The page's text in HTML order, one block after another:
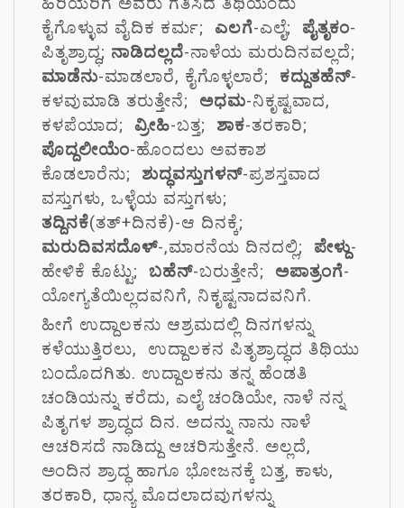
ಕೈಗೊಳ್ಳುವ ವೈದಿಕ ಕರ್ಮ; ಎಲಗೆ-ಎಲೈ; ಪೈತೃಕಂ-
ಪಿತೃಶ್ರಾದ್ಧ; ನಾಡಿದಲ್ಲದೆ-ನಾಳೆಯ ಮರುದಿನವಲ್ಲದೆ;
ಮಾಡೆನು-ಮಾಡಲಾರೆ, ಕೈಗೊಳ್ಳಲಾರೆ; ಕದ್ದುತಹೆನ್-
ಕಳವುಮಾಡಿ ತರುತ್ತೇನೆ; ಅಧಮ-ನಿಕೃಷ್ಟವಾದ,
ಕಳಪೆಯಾದ; ವ್ರೀಹಿ-ಬತ್ತ; ಶಾಕ-ತರಕಾರಿ;
ಪೊದ್ದಲೀಯೆಂ-ಹೊಂದಲು ಅವಕಾಶ
ಕೊಡಲಾರೆನು; ಶುದ್ಧವಸ್ತುಗಳನ್-ಪ್ರಶಸ್ತವಾದ
ವಸ್ತುಗಳು, ಒಳ್ಳೆಯ ವಸ್ತುಗಳು;
ತದ್ದಿನಕೆ(ತತ್+ದಿನಕೆ)-ಆ ದಿನಕ್ಕೆ;
ಮರುದಿವಸದೊಳ್-,ಮಾರನೆಯ ದಿನದಲ್ಲಿ; ಪೇಳ್ದು-
ಹೇಳಿಕೆ ಕೊಟ್ಟು; ಬಹೆನ್-ಬರುತ್ತೇನೆ; ಅಪಾತ್ರಂಗೆ-
ಯೋಗ್ಯತೆಯಿಲ್ಲದವನಿಗೆ, ನಿಕೃಷ್ಟನಾದವನಿಗೆ.
ಹೀಗೆ ಉದ್ದಾಲಕನು ಆಶ್ರಮದಲ್ಲಿ ದಿನಗಳನ್ನು
ಕಳೆಯುತ್ತಿರಲು, ಉದ್ದಾಲಕನ ಪಿತೃಶ್ರಾದ್ಧದ ತಿಥಿಯು
ಬಂದೊದಗಿತು. ಉದ್ದಾಲಕನು ತನ್ನ ಹೆಂಡತಿ
ಚಂಡಿಯನ್ನು ಕರೆದು, ಎಲೈ ಚಂಡಿಯೇ, ನಾಳೆ ನನ್ನ
ಪಿತೃಗಳ ಶ್ರಾದ್ಧದ ದಿನ. ಅದನ್ನು ನಾನು ನಾಳೆ
ಆಚರಿಸದೆ ನಾಡಿದ್ದು ಆಚರಿಸುತ್ತೇನೆ. ಅಲ್ಲದೆ,
ಅಂದಿನ ಶ್ರಾದ್ಧ ಹಾಗೂ ಭೋಜನಕ್ಕೆ ಬತ್ತ, ಕಾಳು,
ತರಕಾರಿ, ಧಾನ್ಯ ಮೊದಲಾದವುಗಳನ್ನು